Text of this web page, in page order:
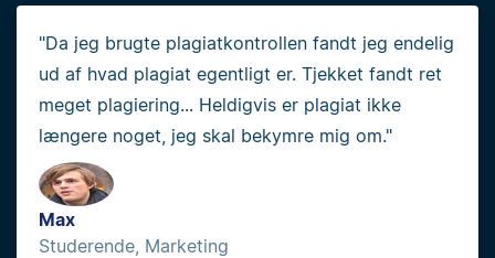
"Da jeg brugte plagiatkontrollen fandt jeg endelig
ud af hvad plagiat egentligt er. Tjekket fandt ret
meget plagiering... Heldigvis er plagiat ikke
længere noget, jeg skal bekymre mig om."
Max
Studerende, Marketing